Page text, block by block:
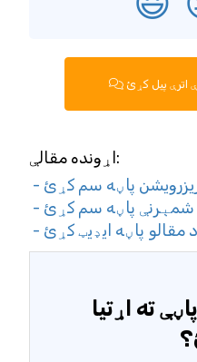
اترې پیل کړئ
اړونده مقالې:
پاڼه سم کړئ
شمېرنې پاڼه سم کړئ
- د مقالو پاڼه ایډیټ کړئ
ته اړتیا